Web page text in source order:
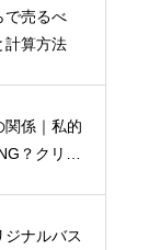
で売るべ
計算方法
関係｜私的
？クリエ
ナルバス
タ、解